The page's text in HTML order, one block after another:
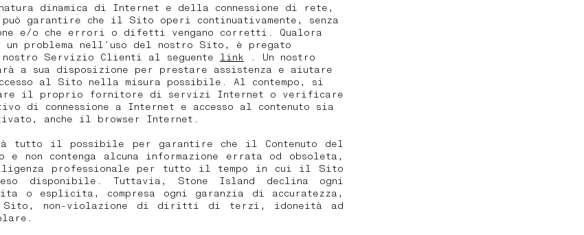
dinamica di Internet e della connessione di rete,
può garantire che il Sito operi continuativamente, senza
e/o che errori o difetti vengano corretti. Qualora
problema nell’uso del nostro Sito, è pregato
Servizio Clienti al seguente link . Un nostro
a sua disposizione per prestare assistenza e aiutare
al Sito nella misura possibile. Al contempo, si
il proprio fornitore di servizi Internet o verificare
di connessione a Internet e accesso al contenuto sia
anche il browser Internet.
tutto il possibile per garantire che il Contenuto del
e non contenga alcuna informazione errata od obsoleta,
professionale per tutto il tempo in cui il Sito
disponibile. Tuttavia, Stone Island declina ogni
o esplicita, compresa ogni garanzia di accuratezza,
Sito, non-violazione di diritti di terzi, idoneità ad